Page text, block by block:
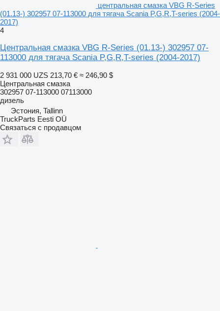
центральная смазка VBG R-Series
(01.13-) 302957 07-113000 для тягача Scania P,G,R,T-series (2004-
2017)
4
Центральная смазка VBG R-Series (01.13-) 302957 07-
113000 для тягача Scania P,G,R,T-series (2004-2017)
2 931 000 UZS 213,70 € ≈ 246,90 $
Центральная смазка
302957 07-113000 07113000
дизель
Эстония, Tallinn
TruckParts Eesti OÜ
Связаться с продавцом